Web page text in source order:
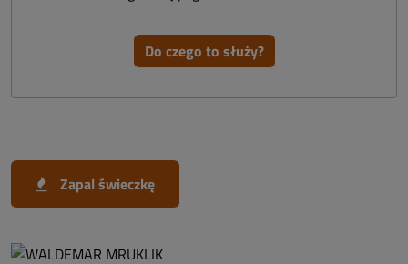
Do czego to służy?
Zapal świeczkę